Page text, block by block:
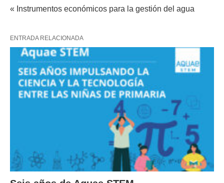
« Instrumentos económicos para la gestión del agua
ENTRADA RELACIONADA